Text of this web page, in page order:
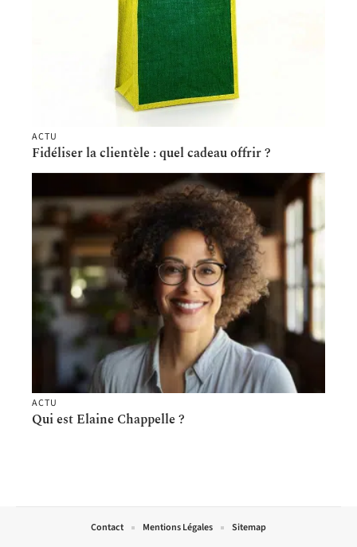
ACTU
Fidéliser la clientèle : quel cadeau offrir ?
ACTU
Qui est Elaine Chappelle ?
Contact Mentions Légales Sitemap